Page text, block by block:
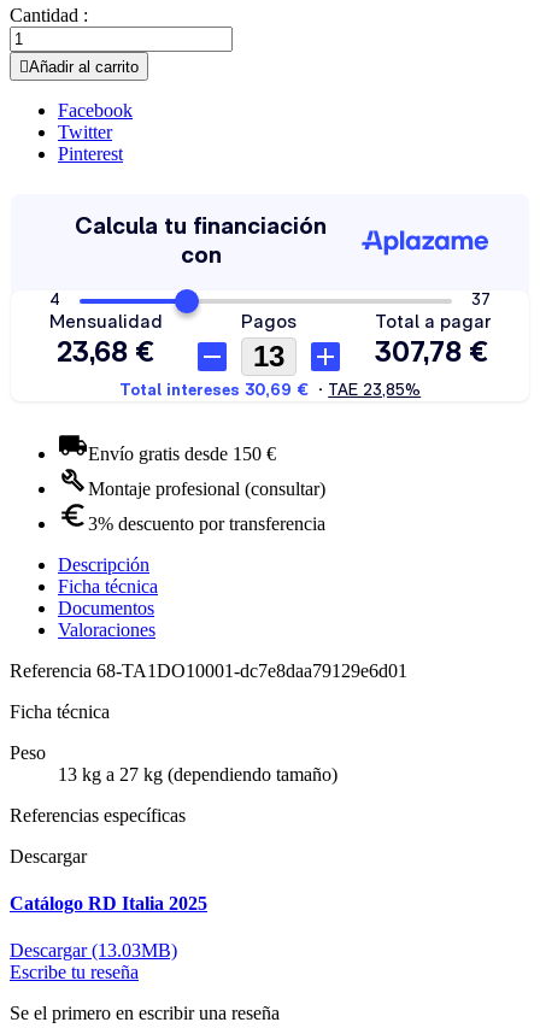
Cantidad :
Añadir al carrito
Facebook
Twitter
Pinterest
Envío gratis desde 150 €
Montaje profesional (consultar)
3% descuento por transferencia
Descripción
Ficha técnica
Documentos
Valoraciones
Referencia 68-TA1DO10001-dc7e8daa79129e6d01
Ficha técnica
Peso
13 kg a 27 kg (dependiendo tamaño)
Referencias específicas
Descargar
Catálogo RD Italia 2025
Descargar (13.03MB)
Escribe tu reseña
Se el primero en escribir una reseña